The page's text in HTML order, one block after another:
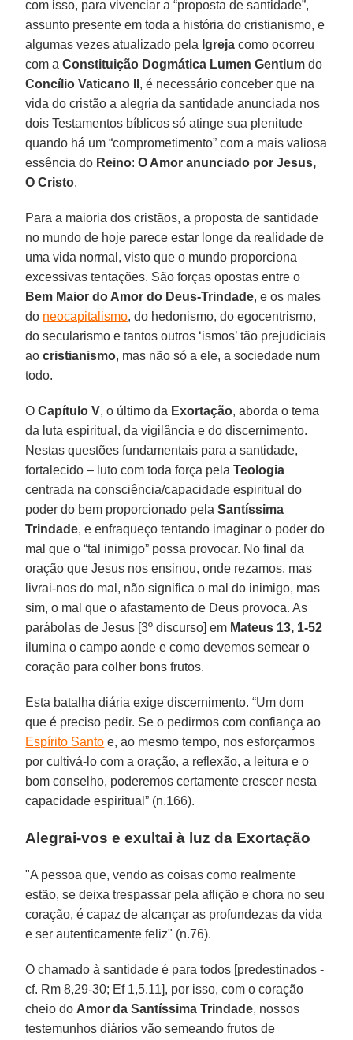
com isso, para vivenciar a “proposta de santidade”,
assunto presente em toda a história do cristianismo, e
algumas vezes atualizado pela Igreja como ocorreu
com aConstituição Dogmática Lumen Gentium do
Concílio Vaticano II , é necessário conceber que na
vida do cristão a alegria da santidade anunciada nos
dois Testamentos bíblicos só atinge sua plenitude
quando há um “comprometimento” com a mais valiosa
essência do Reino:O Amor anunciado por Jesus,
O Cristo.
Para a maioria dos cristãos, a proposta de santidade
no mundo de hoje parece estar longe da realidade de
uma vida normal, visto que o mundo proporciona
excessivas tentações. São forças opostas entre o
Bem Maior do Amor do Deus-Trindade, e os males
do neocapitalismo, do hedonismo, do egocentrismo,
do secularismo e tantos outros ‘ismos’ tão prejudiciais
aocristianismo, mas não só a ele, a sociedade num
todo.
OCapítulo V, o último da Exortação, aborda o tema
da luta espiritual, da vigilância e do discernimento.
Nestas questões fundamentais para a santidade,
fortalecido – luto com toda força pelaTeologia
centrada na consciência/capacidade espiritual do
poder do bem proporcionado pelaSantíssima
Trindade, e enfraqueço tentando imaginar o poder do
mal que o “tal inimigo” possa provocar. No final da
oração que Jesus nos ensinou, onde rezamos, mas
livrai-nos do mal, não significa o mal do inimigo, mas
sim, o mal que o afastamento de Deus provoca. As
parábolas de Jesus [3º discurso] em Mateus 13, 1-52
ilumina o campo aonde e como devemos semear o
coração para colher bons frutos.
Esta batalha diária exige discernimento. “Um dom
que é preciso pedir. Se o pedirmos com confiança ao
Espírito Santo e, ao mesmo tempo, nos esforçarmos
por cultivá-lo com a oração, a reflexão, a leitura e o
bom conselho, poderemos certamente crescer nesta
capacidade espiritual” (n.166).
Alegrai-vos e exultai à luz da Exortação
"A pessoa que, vendo as coisas como realmente
estão, se deixa trespassar pela aflição e chora no seu
coração, é capaz de alcançar as profundezas da vida
e ser autenticamente feliz" (n.76).
O chamado à santidade é para todos [predestinados -
cf. Rm 8,29-30; Ef 1,5.11], por isso, com o coração
cheio do Amor da Santíssima Trindade, nossos
testemunhos diários vão semeando frutos de